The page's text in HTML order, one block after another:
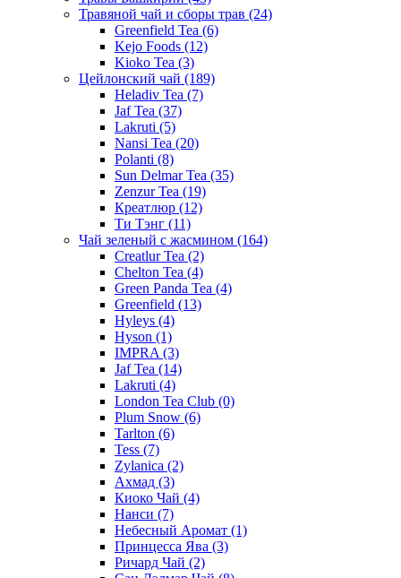
Травяной чай и сборы трав (24)
Greenfield Tea (6)
Kejo Foods (12)
Kioko Tea (3)
Цейлонский чай (189)
Heladiv Tea (7)
Jaf Tea (37)
Lakruti (5)
Nansi Tea (20)
Polanti (8)
Sun Delmar Tea (35)
Zenzur Tea (19)
Креатлюр (12)
Ти Тэнг (11)
Чай зеленый с жасмином (164)
Creatlur Tea (2)
Chelton Tea (4)
Green Panda Tea (4)
Greenfield (13)
Hyleys (4)
Hyson (1)
IMPRA (3)
Jaf Tea (14)
Lakruti (4)
London Tea Club (0)
Plum Snow (6)
Tarlton (6)
Tess (7)
Zylanica (2)
Ахмад (3)
Киоко Чай (4)
Нанси (7)
Небесный Аромат (1)
Принцесса Ява (3)
Ричард Чай (2)